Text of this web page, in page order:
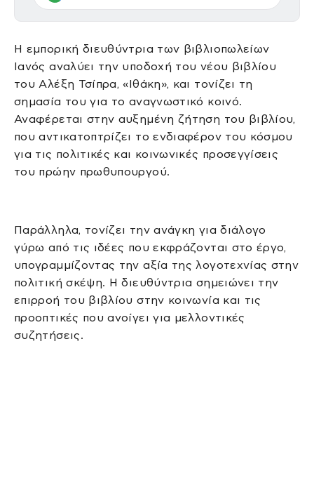
Η εμπορική διευθύντρια των βιβλιοπωλείων
Ιανός αναλύει την υποδοχή του νέου βιβλίου
του Αλέξη Τσίπρα, «Ιθάκη», και τονίζει τη
σημασία του για το αναγνωστικό κοινό.
Αναφέρεται στην αυξημένη ζήτηση του βιβλίου,
που αντικατοπτρίζει το ενδιαφέρον του κόσμου
για τις πολιτικές και κοινωνικές προσεγγίσεις
του πρώην πρωθυπουργού.
Παράλληλα, τονίζει την ανάγκη για διάλογο
γύρω από τις ιδέες που εκφράζονται στο έργο,
υπογραμμίζοντας την αξία της λογοτεχνίας στην
πολιτική σκέψη. Η διευθύντρια σημειώνει την
επιρροή του βιβλίου στην κοινωνία και τις
προοπτικές που ανοίγει για μελλοντικές
συζητήσεις.